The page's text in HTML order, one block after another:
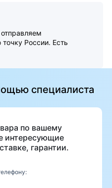
России. Есть
специалиста
по вашему
интересующие
гарантии.